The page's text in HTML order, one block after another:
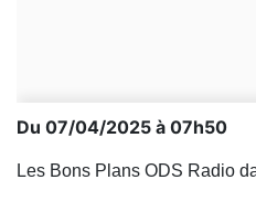
Du 07/04/2025 à 07h50
Les Bons Plans ODS Radio